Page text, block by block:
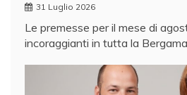
31 Luglio 2026
Le premesse per il mese di
incoraggianti in tutta la